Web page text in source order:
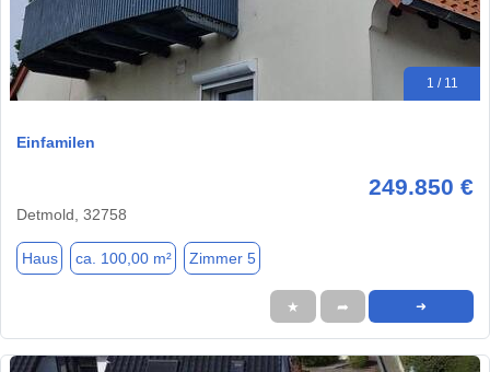
1 / 11
Einfamilen
249.850 €
Detmold, 32758
Haus ca. 100,00 m² Zimmer 5
★ ➦ ➜